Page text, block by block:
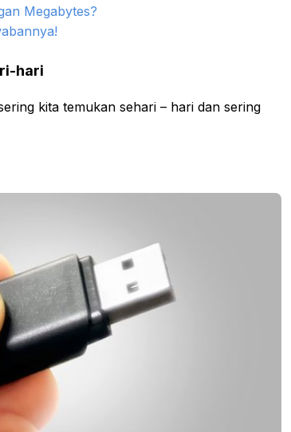
Megabytes?
hari
kita temukan sehari – hari dan sering